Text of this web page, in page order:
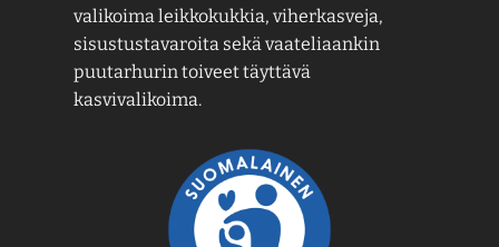
valikoima leikkokukkia, viherkasveja,
sisustustavaroita sekä vaateliaankin
puutarhurin toiveet täyttävä
kasvivalikoima.